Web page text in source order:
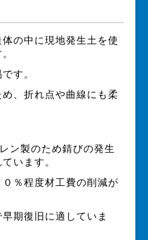
の中に現地発生土を使
す。
、折れ点や曲線にも柔
ン製のため錆びの発生
います。
％程度材工費の削減が
期復旧に適していま